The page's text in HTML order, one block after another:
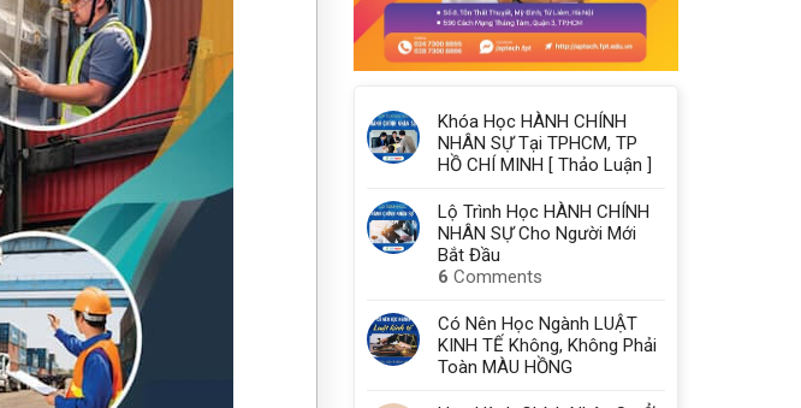
Khóa Học HÀNH CHÍNH
NHÂN SỰ Tại TPHCM, TP
HỒ CHÍ MINH [ Thảo Luận ]
Lộ Trình Học HÀNH CHÍNH
NHÂN SỰ Cho Người Mới
Bắt Đầu
6 Comments
Có Nên Học Ngành LUẬT
KINH TẾ Không, Không Phải
Toàn MÀU HỒNG